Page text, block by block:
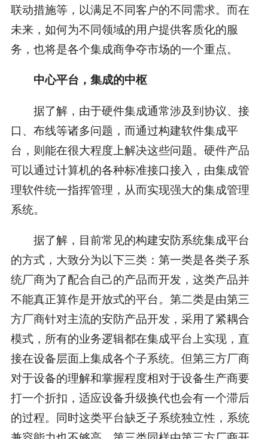
联动措施等，以满足不同客户的不同需求。而在
未来，如何为不同领域的用户提供客质化的服
务，也将是各个集成商争夺市场的一个重点。
中心平台，集成的中枢
据了解，由于硬件集成通常涉及到协议、接
口、布线等诸多问题，而通过构建软件集成平
台，则能在很大程度上解决这些问题。硬件产品
可以通过计算机的各种标准接口接入，由集成管
理软件统一指挥管理，从而实现强大的集成管理
系统。
据了解，目前常见的构建安防系统集成平台
的方式，大致分为以下三类：第一类是各类子系
统厂商为了配合自己的产品而开发，这类产品并
不能真正算作是开放式的平台。第二类是由第三
方厂商针对主流的安防产品开发，采用了紧耦合
模式，所有的业务逻辑都在集成平台上实现，直
接在设备层面上集成各个子系统。但第三方厂商
对于设备的理解和掌握程度相对于设备生产商要
打一个折扣，适应设备升级换代也会有一个滞后
的过程。同时这类平台缺乏子系统独立性，系统